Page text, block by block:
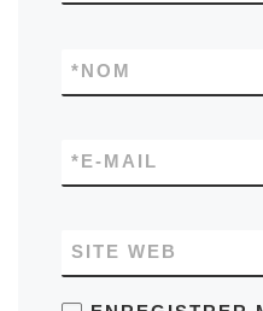
NOM
*
E-MAIL
*
SITE WEB